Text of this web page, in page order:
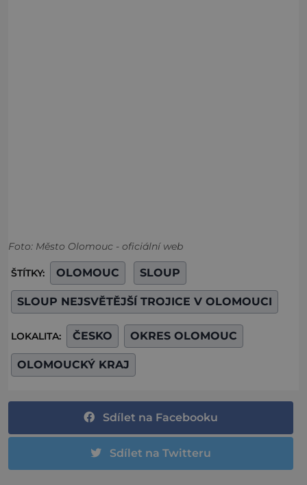
Foto: Město Olomouc - oficiální web
ŠTÍTKY: OLOMOUC SLOUP
SLOUP NEJSVĚTĚJŠÍ TROJICE V OLOMOUCI
LOKALITA: ČESKO OKRES OLOMOUC
OLOMOUCKÝ KRAJ
Sdílet na Facebooku
Sdílet na Twitteru